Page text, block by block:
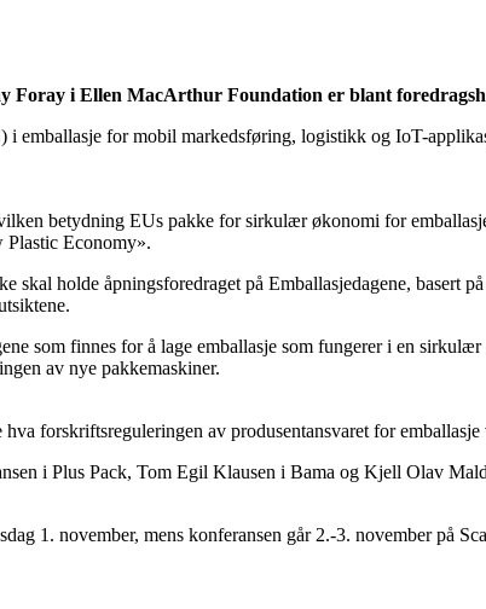
i Ellen MacArthur Foundation er blant
for mobil markedsføring, logistikk og IoT-
betydning EUs pakke for sirkulær økonomi for
Plastic Economy».
holde åpningsforedraget på Emballasjedagene, basert
som finnes for å lage emballasje som fungerer i en
av nye pakkemaskiner.
forskriftsreguleringen av produsentansvaret for
i Plus Pack, Tom Egil Klausen i Bama og Kjell Olav
1. november, mens konferansen går 2.-3. november på